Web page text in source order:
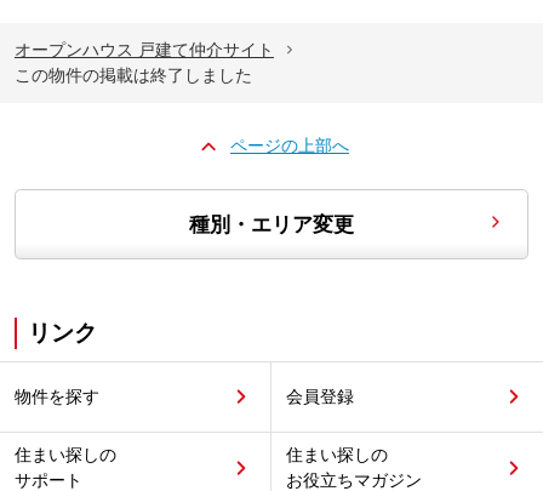
オープンハウス 戸建て仲介サイト
この物件の掲載は終了しました
ページの上部へ
種別・エリア変更
リンク
物件を探す 会員登録
住まい探しの
サポート
住まい探しの
お役立ちマガジン